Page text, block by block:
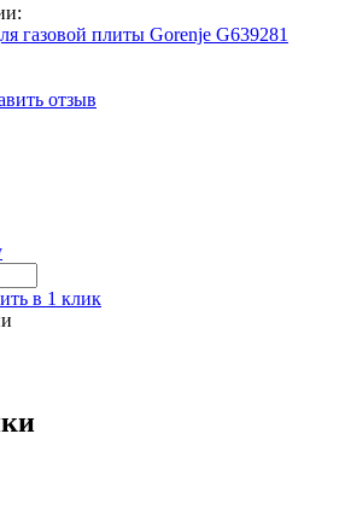
газовой плиты Gorenje G639281
отзыв
в 1 клик